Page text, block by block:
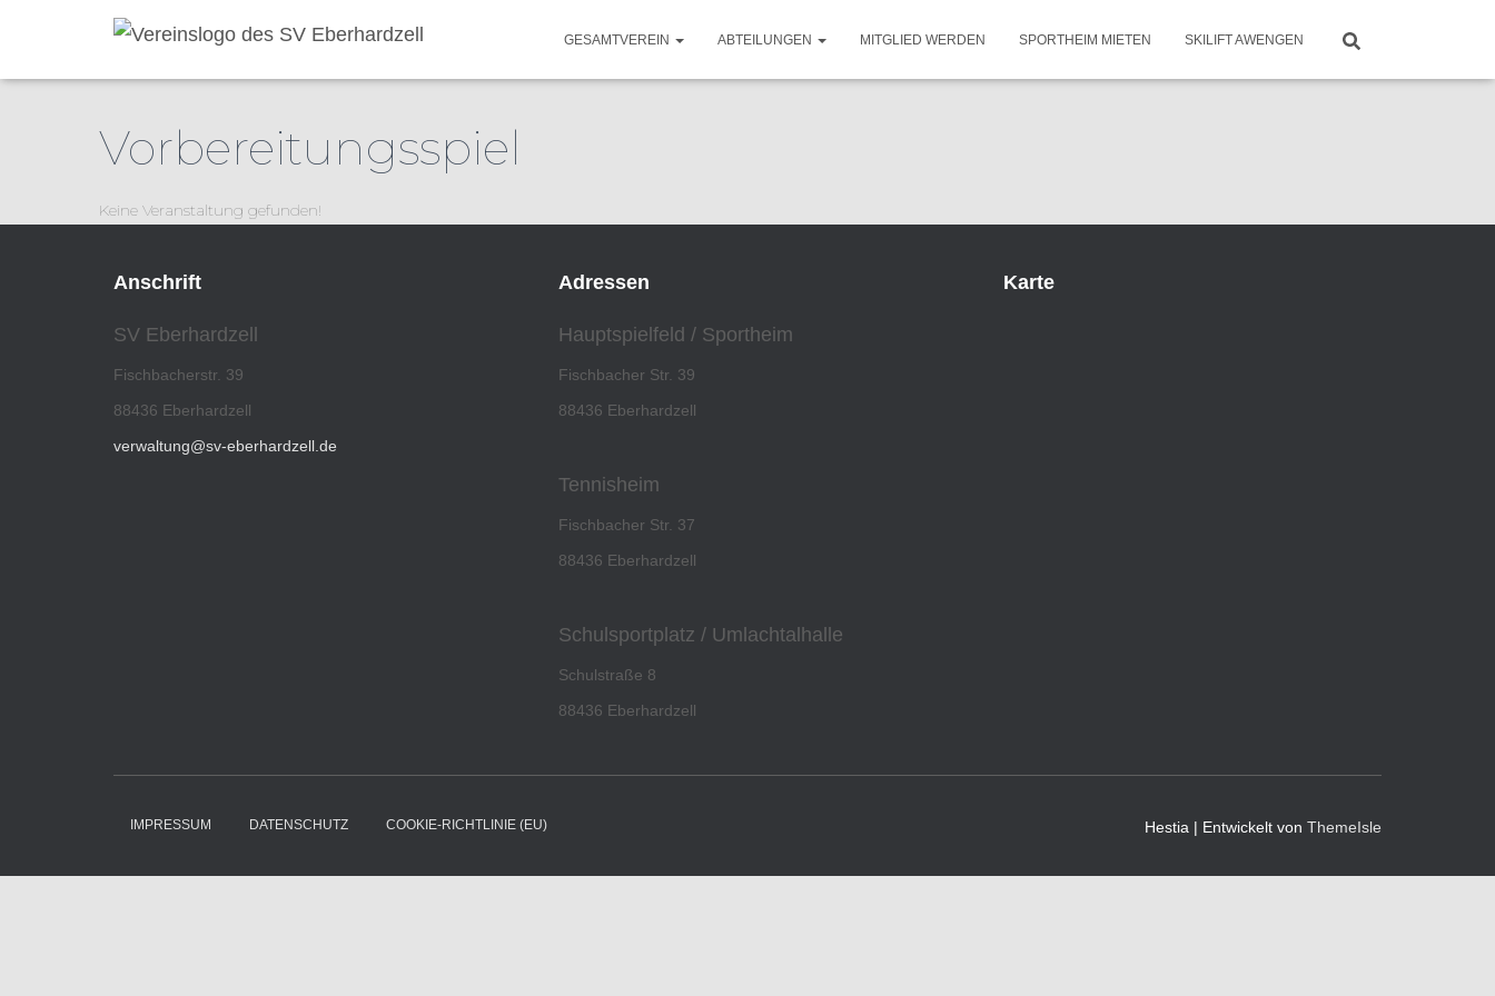
GESAMTVEREIN ABTEILUNGEN MITGLIED WERDEN SPORTHEIM MIETEN SKILIFT AWENGEN
Vorbereitungsspiel
Keine Veranstaltung gefunden!
Anschrift
SV Eberhardzell
Fischbacherstr. 39
88436 Eberhardzell
verwaltung@sv-eberhardzell.de
Adressen
Hauptspielfeld / Sportheim
Fischbacher Str. 39
88436 Eberhardzell
Tennisheim
Fischbacher Str. 37
88436 Eberhardzell
Schulsportplatz / Umlachtalhalle
Schulstraße 8
88436 Eberhardzell
Karte
IMPRESSUM DATENSCHUTZ COOKIE-RICHTLINIE (EU) Hestia | Entwickelt von ThemeIsle